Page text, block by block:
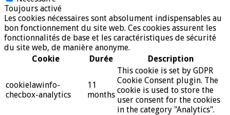
Toujours activé
Les cookies nécessaires sont absolument indispensables au
bon fonctionnement du site web. Ces cookies assurent les
fonctionnalités de base et les caractéristiques de sécurité
du site web, de manière anonyme.
Cookie
Durée Description
cookielawinfo-
checbox-analytics
11
months
This cookie is set by GDPR
Cookie Consent plugin. The
cookie is used to store the
user consent for the cookies
in the category "Analytics".